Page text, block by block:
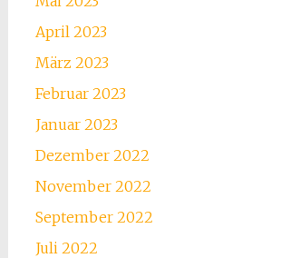
April 2023
März 2023
Februar 2023
Januar 2023
Dezember 2022
November 2022
September 2022
Juli 2022